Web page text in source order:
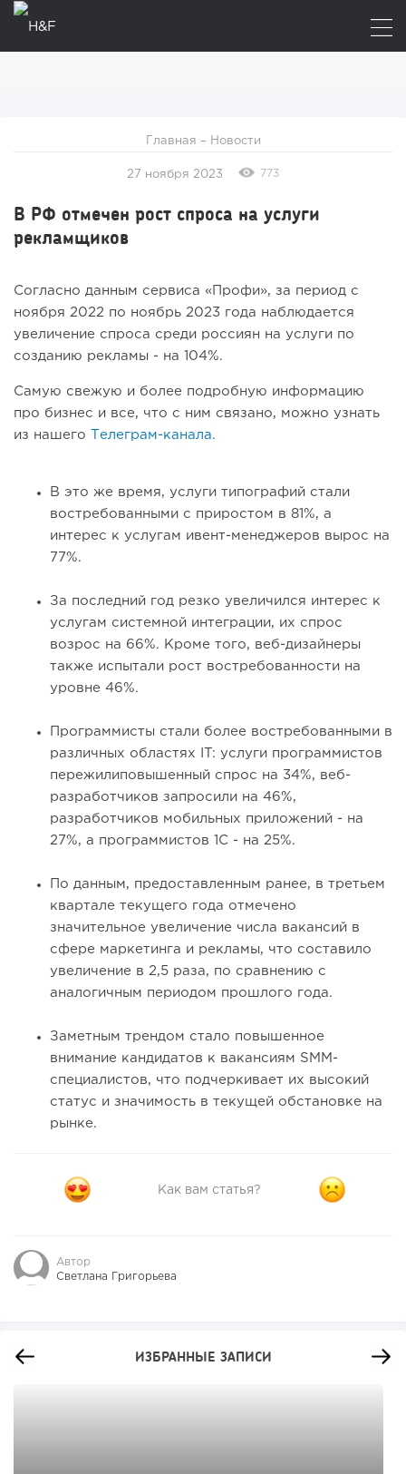
Главная – Новости
27 ноября 2023 773
В РФ отмечен рост спроса на услуги
рекламщиков
Согласно данным сервиса «Профи», за период с
ноября 2022 по ноябрь 2023 года наблюдается
увеличение спроса среди россиян на услуги по
созданию рекламы - на 104%.
Самую свежую и более подробную информацию
про бизнес и все, что с ним связано, можно узнать
из нашего Телеграм-канала.
В это же время, услуги типографий стали
востребованными с приростом в 81%, а
интерес к услугам ивент-менеджеров вырос на
77%.
За последний год резко увеличился интерес к
услугам системной интеграции, их спрос
возрос на 66%. Кроме того, веб-дизайнеры
также испытали рост востребованности на
уровне 46%.
Программисты стали более востребованными в
различных областях IT: услуги программистов
пережилиповышенный спрос на 34%, веб-
разработчиков запросили на 46%,
разработчиков мобильных приложений - на
27%, а программистов 1С - на 25%.
По данным, предоставленным ранее, в третьем
квартале текущего года отмечено
значительное увеличение числа вакансий в
сфере маркетинга и рекламы, что составило
увеличение в 2,5 раза, по сравнению с
аналогичным периодом прошлого года.
Заметным трендом стало повышенное
внимание кандидатов к вакансиям SMM-
специалистов, что подчеркивает их высокий
статус и значимость в текущей обстановке на
рынке.
Как вам статья?
Автор
Светлана Григорьева
ИЗБРАННЫЕ ЗАПИСИ